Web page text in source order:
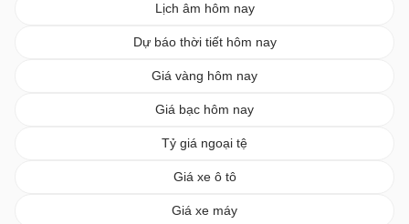
Lịch âm hôm nay
Dự báo thời tiết hôm nay
Giá vàng hôm nay
Giá bạc hôm nay
Tỷ giá ngoại tệ
Giá xe ô tô
Giá xe máy